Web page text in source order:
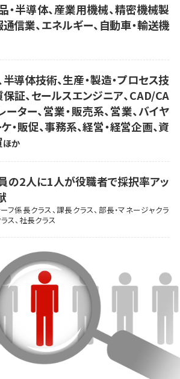
・半導体、産業用機械、精密機械製
通信業、エネルギー、自動車・輸送機
半導体技術、生産・製造・プロセス技
保証、セールスエンジニア、CAD/CA
ーター、営業・販売系、営業、バイヤ
・販促、事務系、経営・経営企画、資
ほか
の2人に1人が役職者で採択率アッ
フ係長クラス、課長クラス、部長・マネージャクラ
ス、社長クラス